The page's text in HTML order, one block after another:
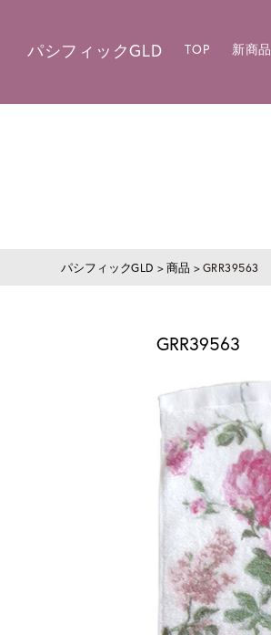
パシフィックGLD TOP 新商品
パシフィックGLD >商品 >GRR39563
GRR39563